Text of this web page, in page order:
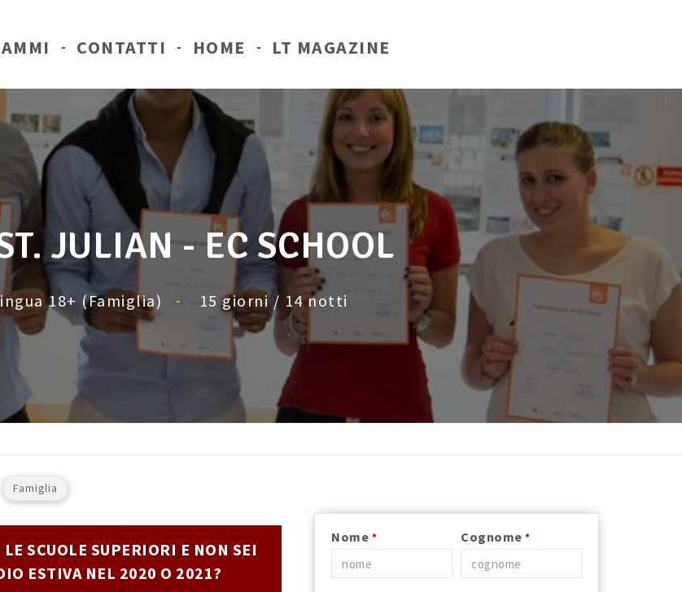
CONTATTI HOME LT MAGAZINE
JULIAN - EC SCHOOL
18+ (Famiglia) 15 giorni / 14 notti
Famiglia
SCUOLE SUPERIORI E NON SEI
ESTIVA NEL 2020 O 2021?
Nome * Cognome *